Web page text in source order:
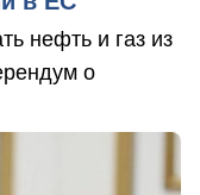
нефть и газ из
о